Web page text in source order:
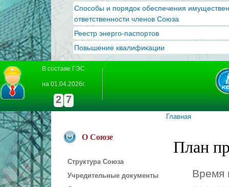
Способы и порядок обеспечения
ответственности членов Союза
Реестр энерго-паспортов
Повышение квалификации
В составе ГЭС
на 01.04.2026г.
2 7
Главная
О Союзе
Структура Союза
Учредительные документы
План
Время